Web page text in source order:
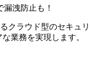
洩防止も！
クラウド型のセキュ
業務を実現します。